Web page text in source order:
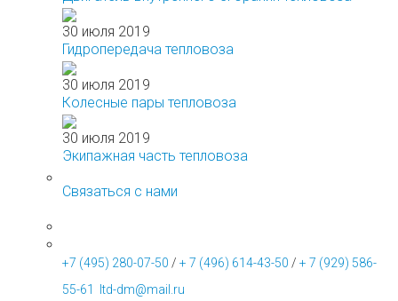
30 июля 2019
Гидропередача тепловоза
30 июля 2019
Колесные пары тепловоза
30 июля 2019
Экипажная часть тепловоза
Связаться с нами
+7 (495) 280-07-50 / + 7 (496) 614-43-50 / + 7 (929) 586-
55-61
ltd-dm@mail.ru